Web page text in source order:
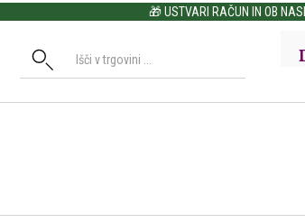
🎁 USTVARI RAČUN IN OB